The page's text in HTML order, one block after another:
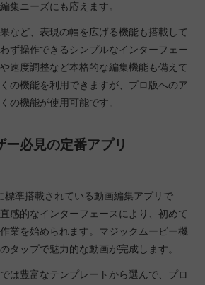
集ニーズにも応えます。
など、表現の幅を広げる機能も搭載して
ず操作できるシンプルなインターフェー
速度調整など本格的な編集機能も備えて
の機能を利用できますが、プロ版へのア
の機能が使用可能です。
必見の定番アプリ
標準搭載されている動画編集アプリで
感的なインターフェースにより、初めて
業を始められます。マジックムービー機
タップで魅力的な動画が完成します。
は豊富なテンプレートから選んで、プロ